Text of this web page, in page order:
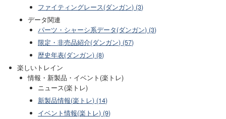
ファイティングレース(ダンガン) (3)
データ関連
パーツ・シャーシ系データ(ダンガン) (3)
限定・非売品紹介(ダンガン) (57)
歴史年表(ダンガン) (8)
楽しいトレイン
情報・新製品・イベント(楽トレ)
ニュース(楽トレ)
新製品情報(楽トレ) (14)
イベント情報(楽トレ) (9)